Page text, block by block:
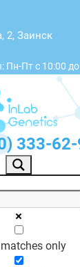
2, Заинск
Пн-Пт с 10:00
333-
only